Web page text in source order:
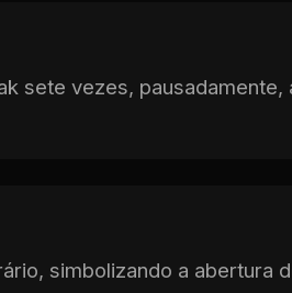
sete vezes, pausadamente,
simbolizando a abertura